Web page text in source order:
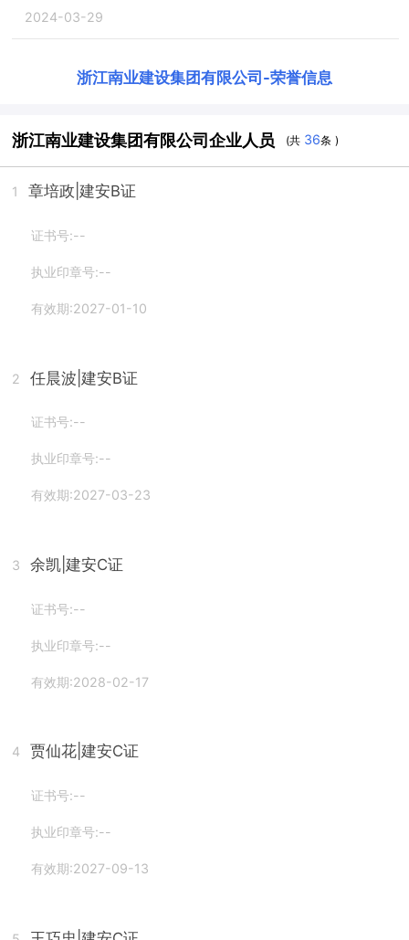
2024-03-29
浙江南业建设集团有限公司 -荣誉信息
浙江南业建设集团有限公司企业人员 (共 36条 )
1 章培政 |建安B证
证书号:--
执业印章号:--
有效期:2027-01-10
2 任晨波 |建安B证
证书号:--
执业印章号:--
有效期:2027-03-23
3 余凯 |建安C证
证书号:--
执业印章号:--
有效期:2028-02-17
4 贾仙花 |建安C证
证书号:--
执业印章号:--
有效期:2027-09-13